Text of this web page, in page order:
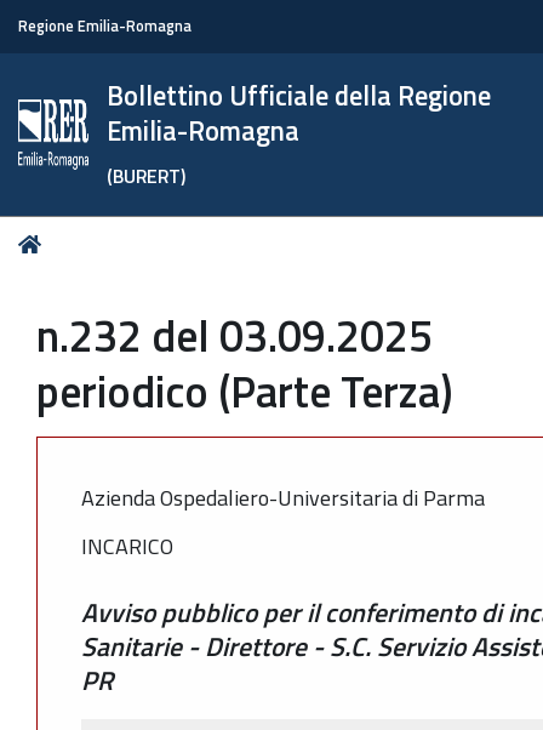
Regione Emilia-Romagna
Bollettino Ufficiale della Regione
Emilia-Romagna
(BURERT)
Tu
n.232 del 03.09.2025
periodico (Parte Terza)
Azienda Ospedaliero-Universitaria di Parma
INCARICO
Avviso pubblico per il conferimento di
Sanitarie - Direttore - S.C. Servizio
PR